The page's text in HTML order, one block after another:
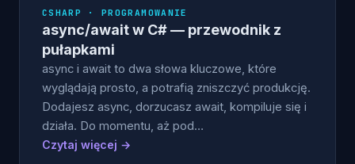
CSHARP · PROGRAMOWANIE
async/await w C# — przewodnik z
pułapkami
async i await to dwa słowa kluczowe, które
wyglądają prosto, a potrafią zniszczyć produkcję.
Dodajesz async, dorzucasz await, kompiluje się i
działa. Do momentu, aż pod…
Czytaj więcej →